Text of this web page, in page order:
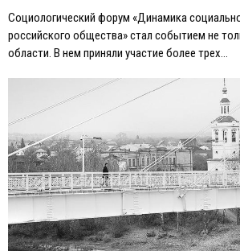
Социологический форум «Динамика
российского общества» стал событием не
области. В нем приняли участие более трех…